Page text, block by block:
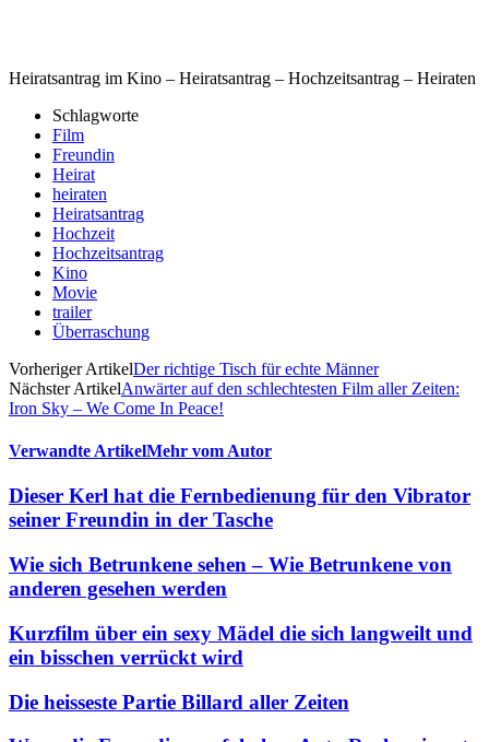
Heiratsantrag im Kino – Heiratsantrag – Hochzeitsantrag – Heiraten
Schlagworte
Film
Freundin
Heirat
heiraten
Heiratsantrag
Hochzeit
Hochzeitsantrag
Kino
Movie
trailer
Überraschung
Vorheriger ArtikelDer richtige Tisch für echte Männer
Nächster ArtikelAnwärter auf den schlechtesten Film aller Zeiten:
Iron Sky – We Come In Peace!
Verwandte ArtikelMehr vom Autor
Dieser Kerl hat die Fernbedienung für den Vibrator
seiner Freundin in der Tasche
Wie sich Betrunkene sehen – Wie Betrunkene von
anderen gesehen werden
Kurzfilm über ein sexy Mädel die sich langweilt und
ein bisschen verrückt wird
Die heisseste Partie Billard aller Zeiten